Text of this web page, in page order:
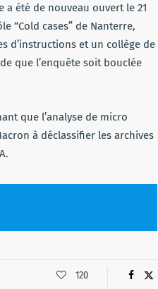
a été de nouveau ouvert le 21
“Cold cases” de Nanterre,
d’instructions et un collège de
que l’enquête soit bouclée
que l’analyse de micro
à déclassifier les archives
120